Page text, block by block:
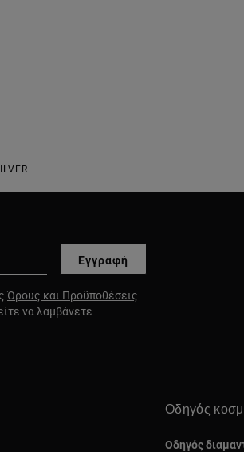
Εγγραφή
Όρους και Προϋποθέσεις
να λαμβάνετε
Οδηγός
Οδηγός